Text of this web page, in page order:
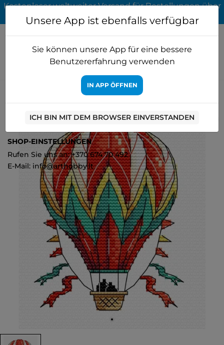
Kostenloser weltweiter Versand für Bestellungen über
65 EUR
Heißluftballon SM-353
Unsere App ist ebenfalls verfügbar
Sie können unsere App für eine bessere
Benutzererfahrung verwenden
IN APP ÖFFNEN
ICH BIN MIT DEM BROWSER EINVERSTANDEN
SHOP-EINSTELLUNGEN
Rufen Sie uns an: +370 674 70 492
E-Mail: info@arthobby.lt